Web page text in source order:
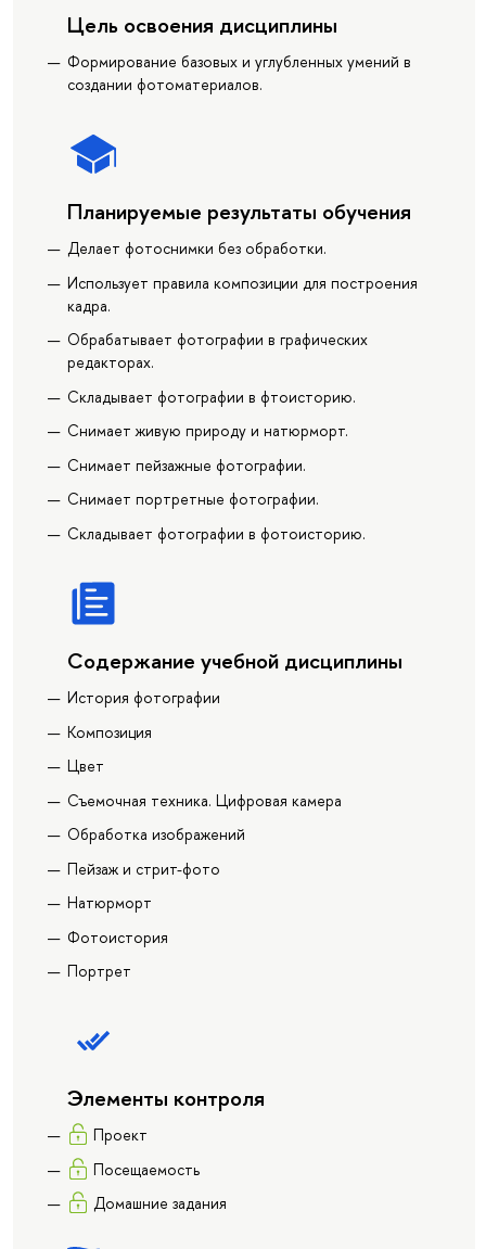
Цель освоения дисциплины
Формирование базовых и углубленных умений в
создании фотоматериалов.
Планируемые результаты обучения
Делает фотоснимки без обработки.
Использует правила композиции для построения
кадра.
Обрабатывает фотографии в графических
редакторах.
Складывает фотографии в фтоисторию.
Снимает живую природу и натюрморт.
Снимает пейзажные фотографии.
Снимает портретные фотографии.
Складывает фотографии в фотоисторию.
Содержание учебной дисциплины
История фотографии
Композиция
Цвет
Съемочная техника. Цифровая камера
Обработка изображений
Пейзаж и стрит-фото
Натюрморт
Фотоистория
Портрет
Элементы контроля
Проект
Посещаемость
Домашние задания